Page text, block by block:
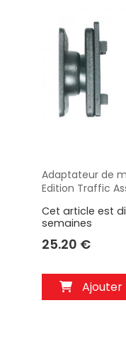
Adaptateur de
Edition Traffic
215114
Cet article est
semaines
25.20 €
Ajouter